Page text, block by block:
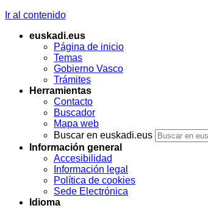
Ir al contenido
euskadi.eus
Página de inicio
Temas
Gobierno Vasco
Trámites
Herramientas
Contacto
Buscador
Mapa web
Buscar en euskadi.eus
Información general
Accesibilidad
Información legal
Política de cookies
Sede Electrónica
Idioma